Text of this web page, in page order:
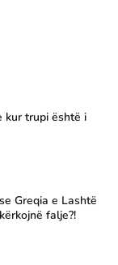
kur trupi është i
Greqia e Lashtë
falje?!